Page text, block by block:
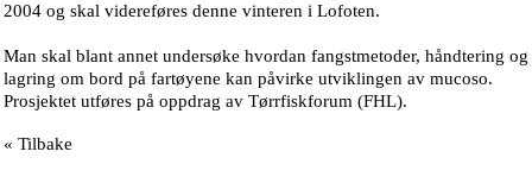
2004 og skal videreføres denne vinteren i Lofoten.
Man skal blant annet undersøke hvordan fangstmetoder, håndtering og
lagring om bord på fartøyene kan påvirke utviklingen av mucoso.
Prosjektet utføres på oppdrag av Tørrfiskforum (FHL).
« Tilbake